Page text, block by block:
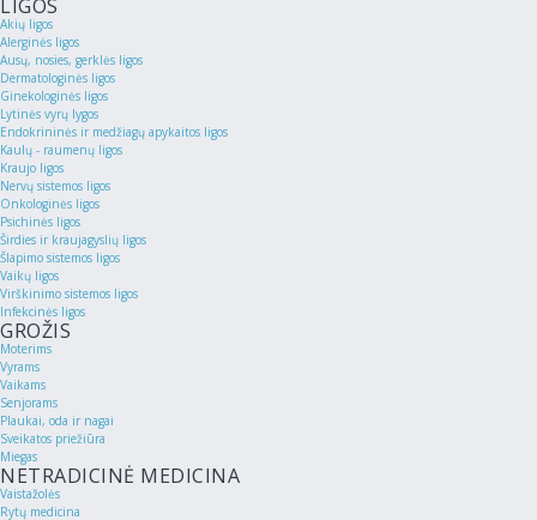
LIGOS
Akių ligos
Alerginės ligos
Ausų, nosies, gerklės ligos
Dermatologinės ligos
Ginekologinės ligos
Lytinės vyrų lygos
Endokrininės ir medžiagų apykaitos ligos
Kaulų - raumenų ligos
Kraujo ligos
Nervų sistemos ligos
Onkologinės ligos
Psichinės ligos
Širdies ir kraujagyslių ligos
Šlapimo sistemos ligos
Vaikų ligos
Virškinimo sistemos ligos
Infekcinės ligos
GROŽIS
Moterims
Vyrams
Vaikams
Senjorams
Plaukai, oda ir nagai
Sveikatos priežiūra
Miegas
NETRADICINĖ MEDICINA
Vaistažolės
Rytų medicina